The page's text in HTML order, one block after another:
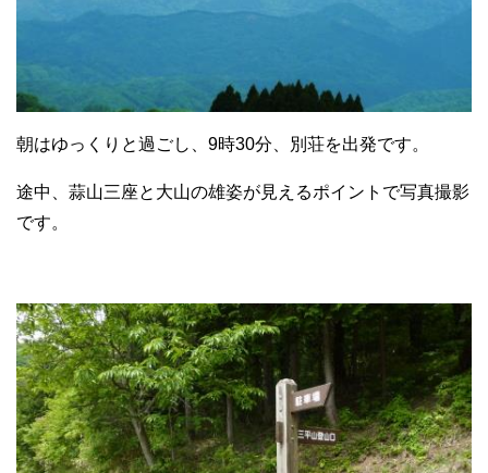
朝はゆっくりと過ごし、9時30分、別荘を出発です。
途中、蒜山三座と大山の雄姿が見えるポイントで写真撮影
です。